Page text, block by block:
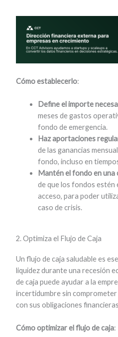
Cómo establecerlo:
Define el importe
meses de gastos
fondo de emergencia.
Haz aportaciones
de las ganancias
fondo, incluso en
Mantén el fondo en una
de que los fondos estén
acceso, para poder
caso de crisis.
2. Optimiza el Flujo de Caja
Un flujo de caja saludable es
liquidez durante una recesión
de caja puede ayudar a la
incertidumbre sin
con sus obligaciones
Cómo optimizar el flujo de caja: